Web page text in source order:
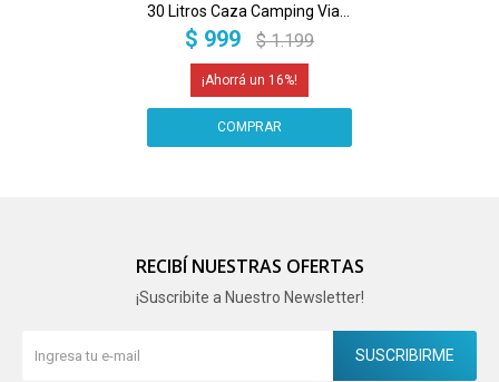
30 Litros Caza Camping Viaje
Color Verde Diseño De La
$ 999 $ 1.199
16
RECIBÍ NUESTRAS OFERTAS
¡Suscribite a Nuestro Newsletter!
SUSCRIBIRME